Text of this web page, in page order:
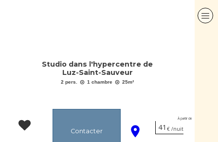
Studio dans l'hypercentre de
Luz-Saint-Sauveur
2 pers. 1 chambre 25m²
Contacter
À partir de
41 € /nuit